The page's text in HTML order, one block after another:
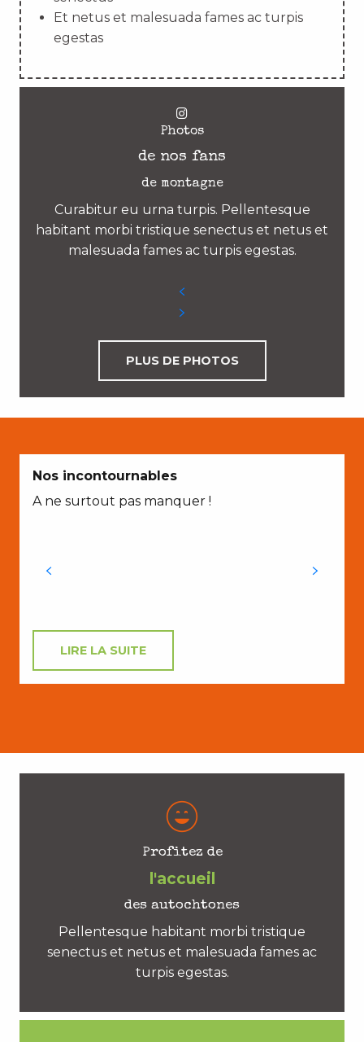
Et netus et malesuada fames ac turpis
egestas
Photos
de nos fans
de montagne
Curabitur eu urna turpis. Pellentesque
habitant morbi tristique senectus et netus et
malesuada fames ac turpis egestas.
PLUS DE PHOTOS
Nos incontournables
A ne surtout pas manquer !
LIRE LA SUITE
Profitez de
l'accueil
des autochtones
Pellentesque habitant morbi tristique
senectus et netus et malesuada fames ac
turpis egestas.